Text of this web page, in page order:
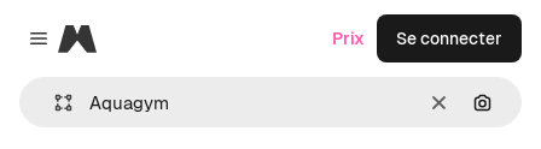
Close menu
Magnific
Effacer
Prix Se connecter